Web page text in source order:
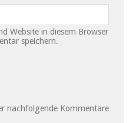
Website in diesem Browser
speichern.
nachfolgende Kommentare